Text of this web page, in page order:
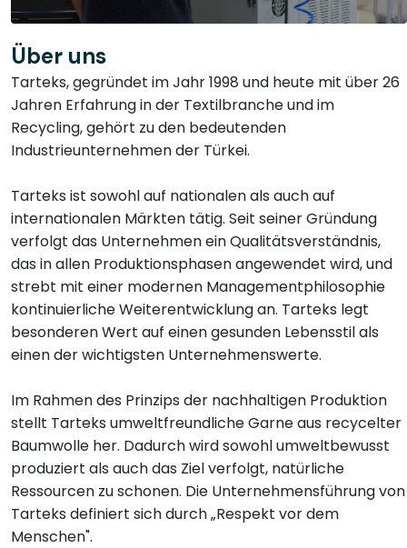
Über uns
Tarteks, gegründet im Jahr 1998 und heute mit über 26
Jahren Erfahrung in der Textilbranche und im
Recycling, gehört zu den bedeutenden
Industrieunternehmen der Türkei.
Tarteks ist sowohl auf nationalen als auch auf
internationalen Märkten tätig. Seit seiner Gründung
verfolgt das Unternehmen ein Qualitätsverständnis,
das in allen Produktionsphasen angewendet wird, und
strebt mit einer modernen Managementphilosophie
kontinuierliche Weiterentwicklung an. Tarteks legt
besonderen Wert auf einen gesunden Lebensstil als
einen der wichtigsten Unternehmenswerte.
Im Rahmen des Prinzips der nachhaltigen Produktion
stellt Tarteks umweltfreundliche Garne aus recycelter
Baumwolle her. Dadurch wird sowohl umweltbewusst
produziert als auch das Ziel verfolgt, natürliche
Ressourcen zu schonen. Die Unternehmensführung von
Tarteks definiert sich durch „Respekt vor dem
Menschen".